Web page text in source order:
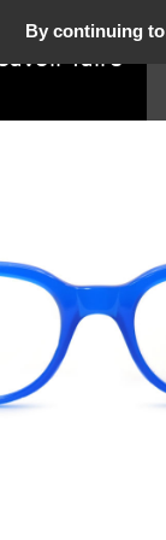
faire
By continuing